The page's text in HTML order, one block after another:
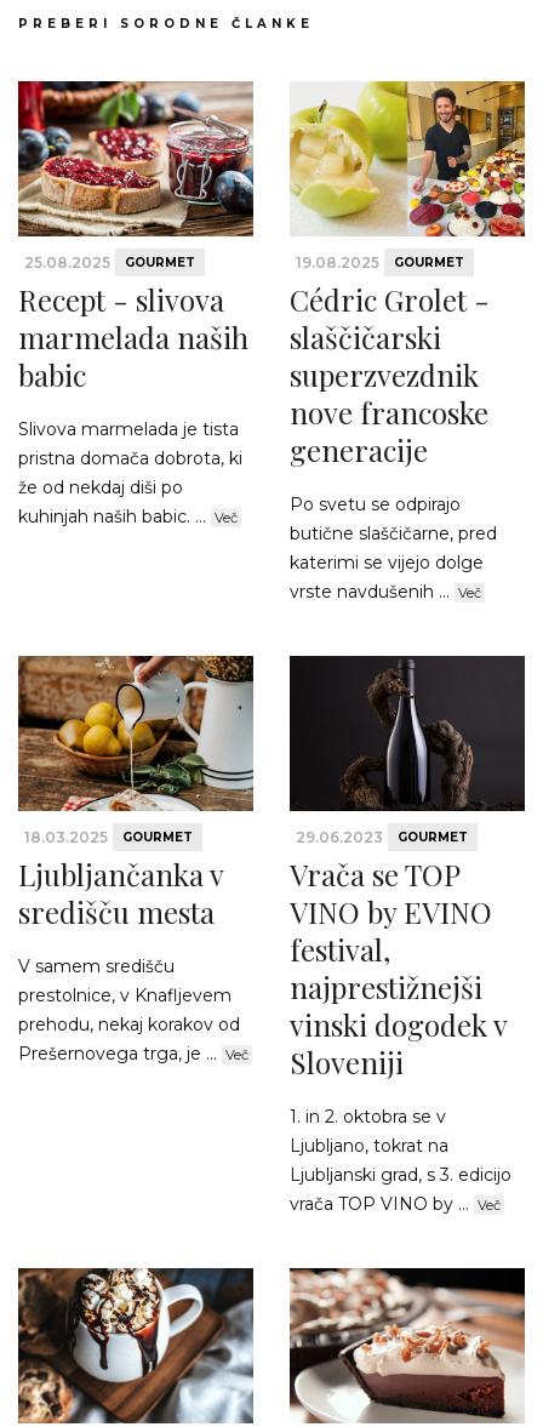
PREBERI SORODNE ČLANKE
25.08.2025 GOURMET
Recept - slivova
marmelada naših
babic
Slivova marmelada je tista
pristna domača dobrota, ki
že od nekdaj diši po
kuhinjah naših babic. ... Več
19.08.2025 GOURMET
Cédric Grolet -
slaščičarski
superzvezdnik
nove francoske
generacije
Po svetu se odpirajo
butične slaščičarne, pred
katerimi se vijejo dolge
vrste navdušenih ... Več
18.03.2025 GOURMET
Ljubljančanka v
središču mesta
V samem središču
prestolnice, v Knafljevem
prehodu, nekaj korakov od
Prešernovega trga, je ... Več
29.06.2023 GOURMET
Vrača se TOP
VINO by EVINO
festival,
najprestižnejši
vinski dogodek v
Sloveniji
1. in 2. oktobra se v
Ljubljano, tokrat na
Ljubljanski grad, s 3. edicijo
vrača TOP VINO by ... Več